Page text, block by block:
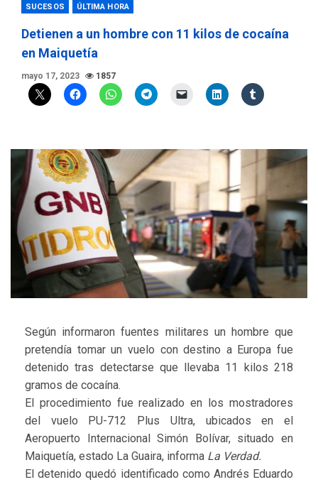
SUCESOS ÚLTIMA HORA
Detienen a un hombre con 11 kilos de cocaína
en Maiquetía
mayo 17, 2023 1857
Según informaron fuentes militares un hombre que
pretendía tomar un vuelo con destino a Europa fue
detenido tras detectarse que llevaba 11 kilos 218
gramos de cocaína.
El procedimiento fue realizado en los mostradores
del vuelo PU-712 Plus Ultra, ubicados en el
Aeropuerto Internacional Simón Bolívar, situado en
Maiquetía, estado La Guaira, informa La Verdad.
El detenido quedó identificado como Andrés Eduardo